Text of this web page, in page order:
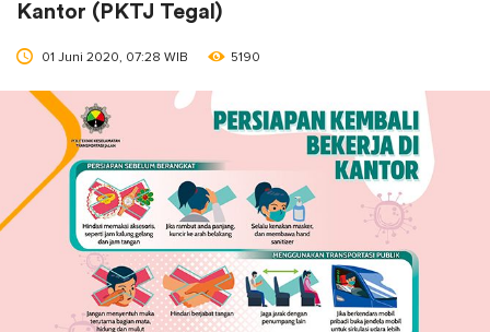
Kantor (PKTJ Tegal)
01 Juni 2020, 07:28 WIB 5190